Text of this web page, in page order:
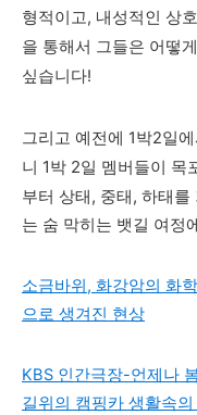
형적이고, 내성적인 상
을 통해서 그들은 어떻
싶습니다!
그리고 예전에 1박2일
니 1박 2일 멤버들이 목
부터 상태, 중태, 하태
는 숨 막히는 뱃길 여정
소금바위, 화강암의 화
으로 생겨진 현상
KBS 인간극장-언제나
길위의 캠핑카 생활속